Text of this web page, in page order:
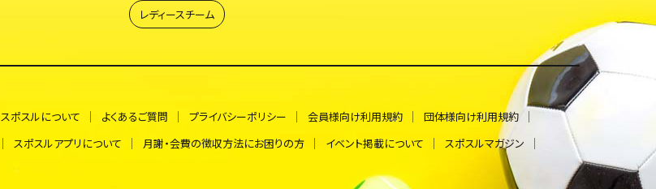
レディースチーム
スポスルについて よくあるご質問 プライバシーポリシー 会員様向け利用規約
団体様向け利用規約
スポスルアプリについて 月謝・会費の徴収方法にお困りの方 イベント掲載について
スポスルマガジン